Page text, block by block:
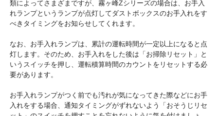
類によってさまざまですが、霧ヶ峰Zシリーズの場合は、お手入
れランプというランプが点灯してダストボックスのお手入れをす
べきタイミングをお知らせしてくれます。
なお、お手入れランプは、累計の運転時間が一定以上になると点
灯します。そのため、お手入れをした後は「お掃除リセット」と
いうスイッチを押し、運転積算時間のカウントをリセットする必
要があります。
お手入れランプがつく前でも汚れが気になってきた際などにお手
入れをする場合、通知タイミングがずれないよう「おそうじリセ